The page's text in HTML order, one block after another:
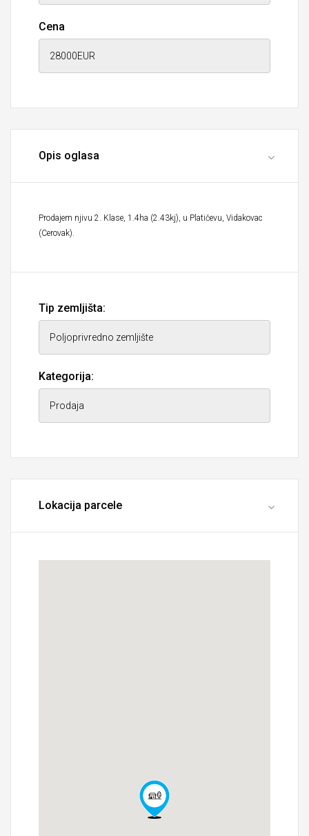
Cena
Opis oglasa
Prodajem njivu 2. Klase, 1.4ha (2.43kj), u Platičevu, Vidakovac
(Cerovak).
Tip zemljišta:
Kategorija:
Lokacija parcele